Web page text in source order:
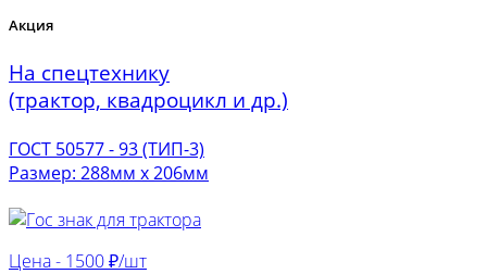
Акция
На спецтехнику
(трактор, квадроцикл и др.)
ГОСТ 50577 - 93 (ТИП-3)
Размер: 288мм х 206мм
Цена - 1500 ₽/шт